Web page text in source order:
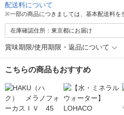
配送料について
※一部の商品につきましては、基本配送料を
在庫確認住所：東京都にお届け
賞味期限/使用期限・返品について
こちらの商品もおすすめ